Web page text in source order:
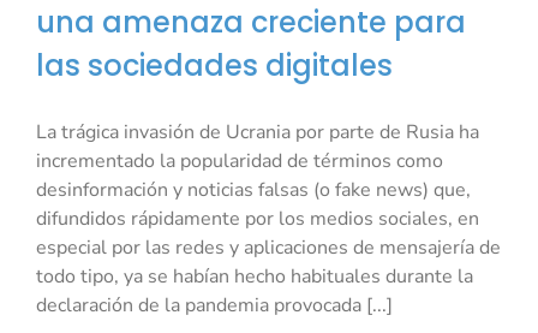
una amenaza creciente para
las sociedades digitales
La trágica invasión de Ucrania por parte de Rusia ha
incrementado la popularidad de términos como
desinformación y noticias falsas (o fake news) que,
difundidos rápidamente por los medios sociales, en
especial por las redes y aplicaciones de mensajería de
todo tipo, ya se habían hecho habituales durante la
declaración de la pandemia provocada [...]